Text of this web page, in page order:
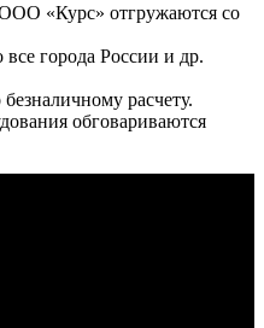
«Курс» отгружаются со
города России и др.
расчету.
обговариваются